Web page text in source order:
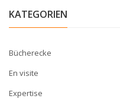
KATEGORIEN
Bücherecke
En visite
Expertise